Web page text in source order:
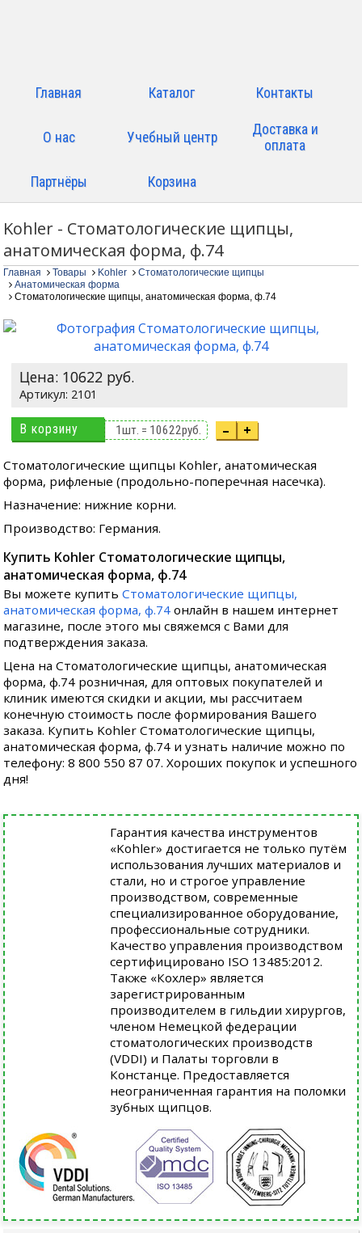
Главная Каталог Контакты
О нас Учебный центр
Доставка и
оплата
Партнёры Корзина
Kohler - Стоматологические щипцы,
анатомическая форма, ф.74
Главная Товары Kohler
Стоматологические щипцы
Анатомическая форма
Стоматологические щипцы, анатомическая форма, ф.74
Цена: 10622 руб.
2101
В корзину 1шт. = 10622руб. – +
Стоматологические щипцы Kohler, анатомическая
форма, рифленые (продольно-поперечная насечка).
Назначение: нижние корни.
Производство: Германия.
Купить Kohler Стоматологические щипцы,
анатомическая форма, ф.74
Вы можете купитьСтоматологические щипцы,
анатомическая форма, ф.74 онлайн в нашем интернет
магазине, после этого мы свяжемся с Вами для
подтверждения заказа.
Цена на Стоматологические щипцы, анатомическая
форма, ф.74 розничная, для оптовых покупателей и
клиник имеются скидки и акции, мы рассчитаем
конечную стоимость после формирования Вашего
заказа. Купить Kohler Стоматологические щипцы,
анатомическая форма, ф.74 и узнать наличие можно по
телефону: 8 800 550 87 07. Хороших покупок и успешного
дня!
Гарантия качества инструментов
«Kohler» достигается не только путём
использования лучших материалов и
стали, но и строгое управление
производством, современные
специализированное оборудование,
профессиональные сотрудники.
Качество управления производством
сертифицировано ISO 13485:2012.
Также «Кохлер» является
зарегистрированным
производителем в гильдии хирургов,
членом Немецкой федерации
стоматологических производств
(VDDI) и Палаты торговли в
Констанце. Предоставляется
неограниченная гарантия на поломки
зубных щипцов.